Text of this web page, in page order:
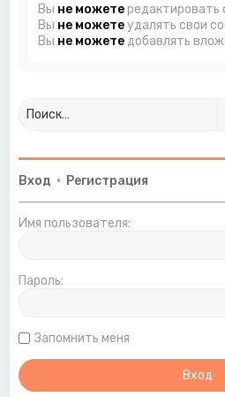
Вы не можетередактировать
Вы не можетеудалять свои
Вы не можетедобавлять
Вход • Регистрация
Имя пользователя:
Пароль:
Запомнить меня